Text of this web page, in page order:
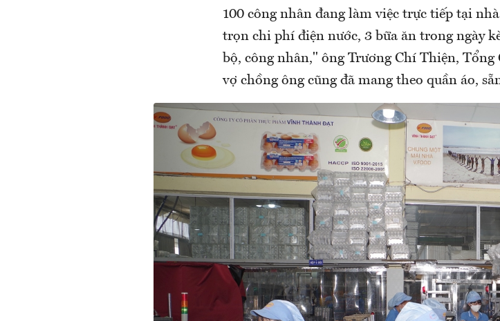
100 công nhân đang làm việc trực tiếp tại
trọn chi phí điện nước, 3 bữa ăn trong ngày
bộ, công nhân," ông Trương Chí Thiện,
vợ chồng ông cũng đã mang theo quần áo,